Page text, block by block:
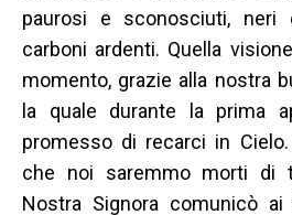
paurosi e sconosciuti, neri
carboni ardenti. Quella
momento, grazie alla nostra
la quale durante la prima
promesso di recarci in
che noi saremmo morti di
Nostra Signora comunicò